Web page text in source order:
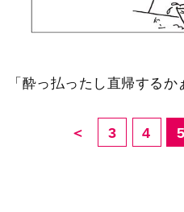
「酔っ払ったし直帰する
＜ 3 4 5